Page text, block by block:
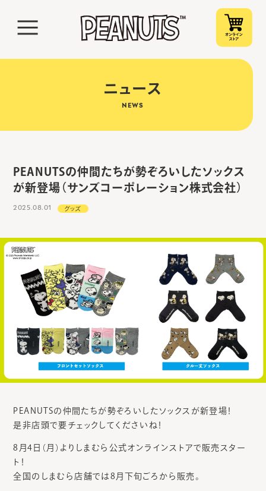
ニュース
NEWS
PEANUTSの仲間たちが勢ぞろいしたソックス
が新登場（サンズコーポレーション株式会社）
2025.08.01 グッズ
PEANUTSの仲間たちが勢ぞろいしたソックスが新登場！
是非店頭で要チェックしてくださいね！
8月4日（月）よりしまむら公式オンラインストアで販売スター
ト！
全国のしまむら店舗では8月下旬ごろから販売。